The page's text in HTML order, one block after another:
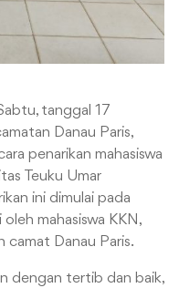
tanggal 17
Danau Paris,
penarikan mahasiswa
Teuku Umar
ini dimulai pada
mahasiswa KKN,
camat Danau Paris.
dengan tertib dan baik,